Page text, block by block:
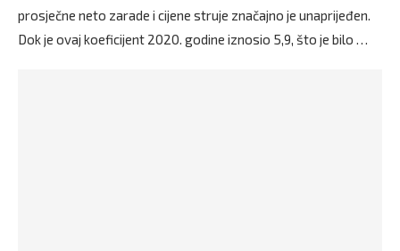
prosječne neto zarade i cijene struje značajno je unaprijeđen.
Dok je ovaj koeficijent 2020. godine iznosio 5,9, što je bilo …